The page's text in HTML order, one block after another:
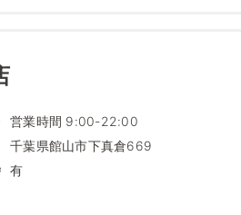
営業時間 9:00-22:00
千葉県館山市下真倉669
有